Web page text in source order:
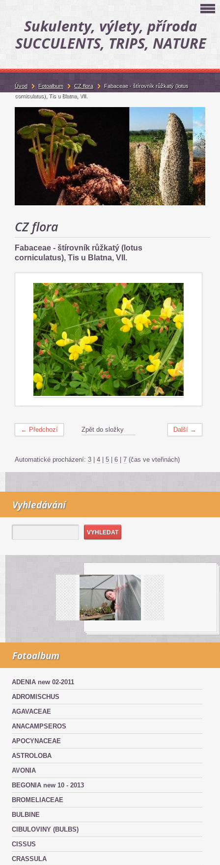
Sukulenty, výlety, příroda
SUCCULENTS, TRIPS, NATURE
CZ flora
Fabaceae - štírovník růžkatý (lotus
corniculatus), Tis u Blatna, VII.
← Předchozí Další →
Zpět do složky
Automatické procházení: 3 | 4 | 5 | 6 | 7 (čas ve vteřinách)
Vyhledávání
Fotoalbum
ADENIA new 02-2011
ADROMISCHUS
AGAVACEAE
ANACAMPSEROS
APOCYNACEAE
ASTROLOBA
AVONIA
BEGONIA new 10 - 2013
BROMELIACEAE
BULBINE
CIBULOVINY (BULBS)
CISSUS
CRASSULA
Úvod Fotoalbum CZ flora
Fabaceae - štírovník růžkatý (lotus
corniculatus), Tis u Blatna, VII.